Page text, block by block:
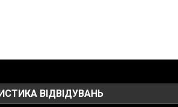
ВІДВІДУВАНЬ